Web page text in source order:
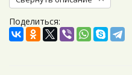
Поделиться: